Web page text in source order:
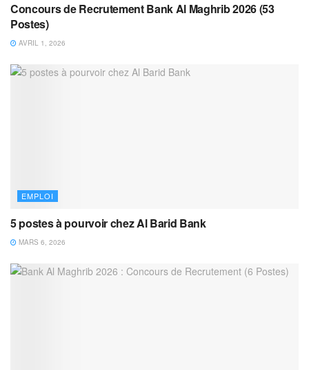
Concours de Recrutement Bank Al Maghrib 2026 (53
Postes)
AVRIL 1, 2026
EMPLOI
5 postes à pourvoir chez Al Barid Bank
MARS 6, 2026